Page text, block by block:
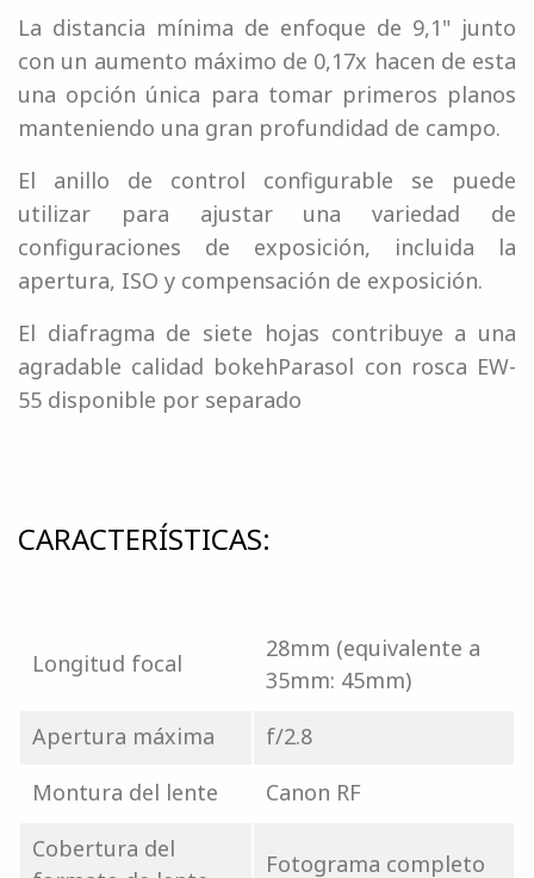
La distancia mínima de enfoque de 9,1" junto
con un aumento máximo de 0,17x hacen de esta
una opción única para tomar primeros planos
manteniendo una gran profundidad de campo.
El anillo de control configurable se puede
utilizar para ajustar una variedad de
configuraciones de exposición, incluida la
apertura, ISO y compensación de exposición.
El diafragma de siete hojas contribuye a una
agradable calidad bokehParasol con rosca EW-
55 disponible por separado
CARACTERÍSTICAS:
Longitud focal
28mm (equivalente a
35mm: 45mm)
Apertura máxima
f/2.8
Montura del lente
Canon RF
Cobertura del
Fotograma completo